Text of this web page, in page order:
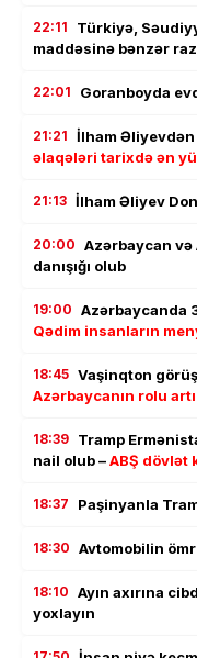
22:11
Türkiyə,
maddəsinə bənzər
22:01 Goranboyda
21:21 İlham Əliyevdən
əlaqələri tarixdə ən
21:13 İlham Əliyev
20:00 Azərbaycan və
danışığı olub
19:00 Azərbaycanda
Qədim insanların
18:45 Vaşinqton
Azərbaycanın rolu
18:39 Tramp
nail olub –ABŞ dövlət
18:37 Paşinyanla
18:30 Avtomobilin
18:10 Ayın axırına
yoxlayın